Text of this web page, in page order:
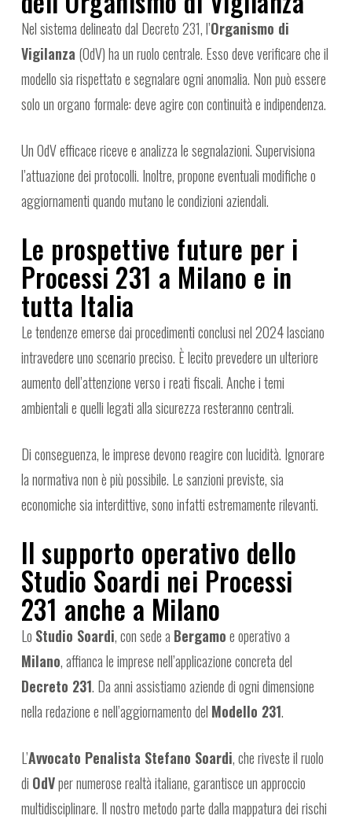
Nel sistema delineato dal Decreto 231, l’Organismo di
Vigilanza (OdV) ha un ruolo centrale. Esso deve verificare che il
modello sia rispettato e segnalare ogni anomalia. Non può essere
solo un organo formale: deve agire con continuità e indipendenza.
Un OdV efficace riceve e analizza le segnalazioni. Supervisiona
l’attuazione dei protocolli. Inoltre, propone eventuali modifiche o
aggiornamenti quando mutano le condizioni aziendali.
Le prospettive future per i
Processi 231 a Milano e in
tutta Italia
Le tendenze emerse dai procedimenti conclusi nel 2024 lasciano
intravedere uno scenario preciso. È lecito prevedere un ulteriore
aumento dell’attenzione verso i reati fiscali. Anche i temi
ambientali e quelli legati alla sicurezza resteranno centrali.
Di conseguenza, le imprese devono reagire con lucidità. Ignorare
la normativa non è più possibile. Le sanzioni previste, sia
economiche sia interdittive, sono infatti estremamente rilevanti.
Il supporto operativo dello
Studio Soardi nei Processi
231 anche a Milano
Lo Studio Soardi, con sede a Bergamoe operativo a
Milano, affianca le imprese nell’applicazione concreta del
Decreto 231. Da anni assistiamo aziende di ogni dimensione
nella redazione e nell’aggiornamento del Modello 231.
L’Avvocato Penalista Stefano Soardi, che riveste il ruolo
di OdVper numerose realtà italiane, garantisce un approccio
multidisciplinare. Il nostro metodo parte dalla mappatura dei rischi